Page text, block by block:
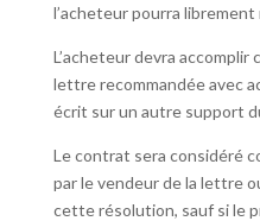
l’acheteur pourra
L’acheteur devra
lettre recommandée avec
écrit sur un autre support
Le contrat sera considéré
par le vendeur de la lettre
cette résolution, sauf si le